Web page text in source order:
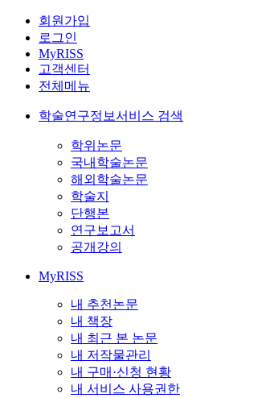
회원가입
로그인
MyRISS
고객센터
전체메뉴
학술연구정보서비스 검색
학위논문
국내학술논문
해외학술논문
학술지
단행본
연구보고서
공개강의
MyRISS
내 추천논문
내 책장
내 최근 본 논문
내 저작물관리
내 구매·신청 현황
내 서비스 사용권한